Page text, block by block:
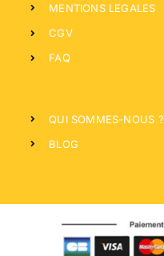
MENTIONS LEGALES
CGV
FAQ
QUI SOMMES-NOUS ?
BLOG